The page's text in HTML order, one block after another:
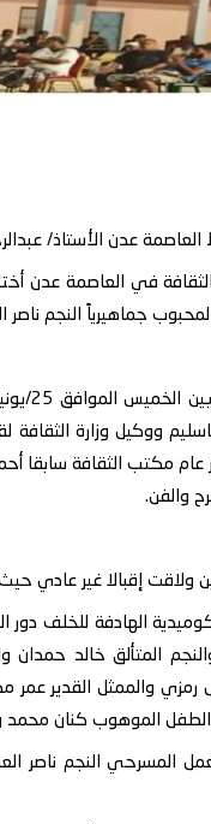
العاصمة عدن الأستاذ/
في العاصمة عدن
جماهيرياً النجم ناصر
ووكيل وزارة الثقافة
عام مكتب الثقافة سابقا
والفن.
ولاقت إقبالا غير عادي
الهادفة للخلف
المتألق خالد حمدان
رمزي والممثل القدير
والطفل الموهوب كنان
المسرحي النجم ناصر